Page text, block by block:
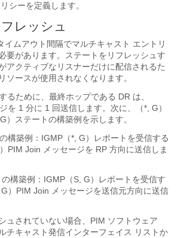
シーを定義します。
レッシュ
イムアウト間隔でマルチキャスト エントリ
要があります。ステートをリフレッシュす
アクティブなリスナーだけに配信されるた
ソースが使用されなくなります。
るために、最終ホップである DR は、
を 1 分に 1 回送信します。次に、（*, G）
）ステートの構築例を示します。
構築例：IGMP（*, G）レポートを受信する
PIM Join メッセージを RP 方向に送信しま
の構築例：IGMP（S, G）レポートを受信す
）PIM Join メッセージを送信元方向に送信
ュされていない場合、PIM ソフトウェア
チキャスト発信インターフェイス リストか